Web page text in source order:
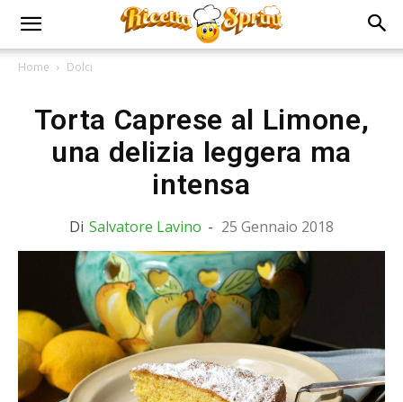
Home Dolci
Torta Caprese al Limone,
una delizia leggera ma
intensa
Di Salvatore Lavino - 25 Gennaio 2018